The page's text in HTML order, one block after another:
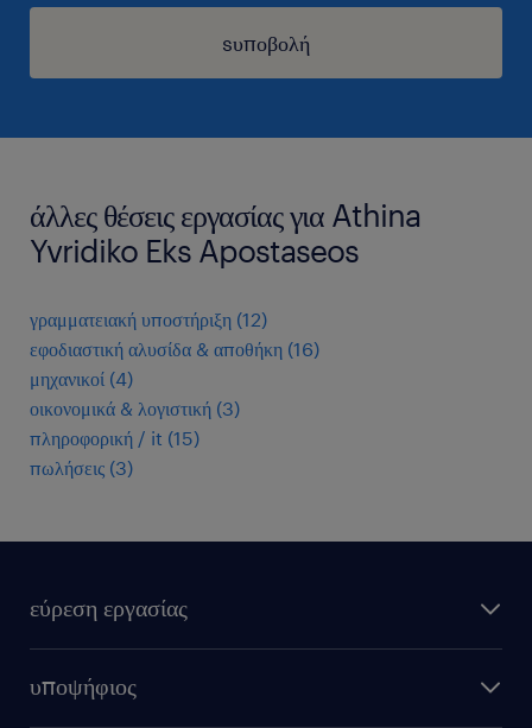
sυποβολή
άλλες θέσεις εργασίας για Athina
Yvridiko Eks Apostaseos
γραμματειακή υποστήριξη (12)
εφοδιαστική αλυσίδα & αποθήκη (16)
μηχανικοί (4)
οικονομικά & λογιστική (3)
πληροφορική / it (15)
πωλήσεις (3)
εύρεση εργασίας
εξ αποστάσεως εργασία
υποψήφιος